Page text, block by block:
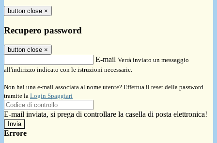
button close ×
Recupero password
button close ×
E-mail Verrà inviato un messaggio
all'indirizzo indicato con le istruzioni necessarie.
Non hai una e-mail associata al nome utente? Effettua il reset della password
tramite la Login Spaggiari
E-mail inviata, si prega di controllare la casella di posta elettronica!
Errore